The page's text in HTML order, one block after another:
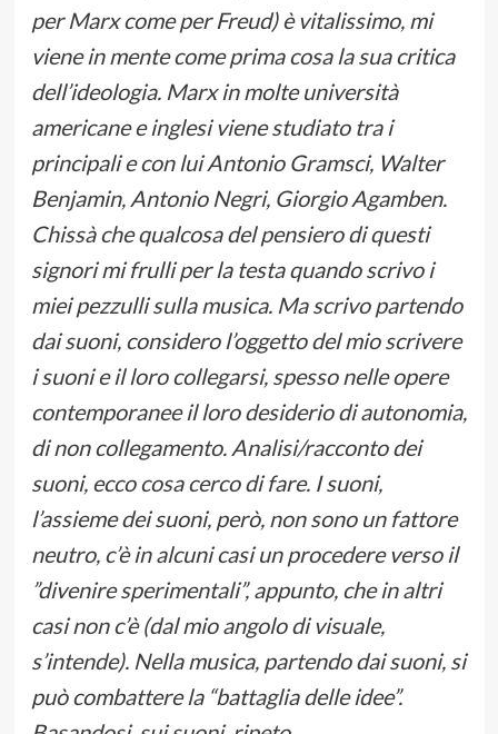
per Marx come per Freud) è vitalissimo, mi
viene in mente come prima cosa la sua critica
dell’ideologia. Marx in molte università
americane e inglesi viene studiato tra i
principali e con lui Antonio Gramsci, Walter
Benjamin, Antonio Negri, Giorgio Agamben.
Chissà che qualcosa del pensiero di questi
signori mi frulli per la testa quando scrivo i
miei pezzulli sulla musica. Ma scrivo partendo
dai suoni, considero l’oggetto del mio scrivere
i suoni e il loro collegarsi, spesso nelle opere
contemporanee il loro desiderio di autonomia,
di non collegamento. Analisi/racconto dei
suoni, ecco cosa cerco di fare. I suoni,
l’assieme dei suoni, però, non sono un fattore
neutro, c’è in alcuni casi un procedere verso il
”divenire sperimentali”, appunto, che in altri
casi non c’è (dal mio angolo di visuale,
s’intende). Nella musica, partendo dai suoni, si
può combattere la “battaglia delle idee”.